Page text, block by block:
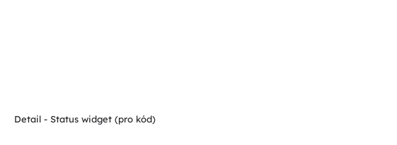
Detail - Status widget (pro kód)